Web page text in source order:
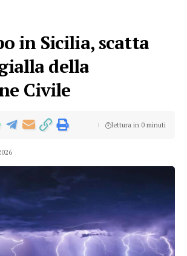
in Sicilia, scatta
della
Civile
lettura in 0 minuti